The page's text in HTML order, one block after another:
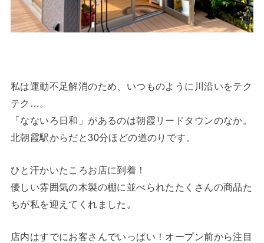
私は運動不足解消のため、いつものように川沿いをテク
テク…。
「なないろ日和」があるのは朝霞リードタウンのなか。
北朝霞駅からだと30分ほどの道のりです。
ひと汗かいたころお店に到着！
優しい雰囲気の木製の棚に並べられたたくさんの商品た
ちが私を迎えてくれました。
店内はすでにお客さんでいっぱい！オープン前から注目